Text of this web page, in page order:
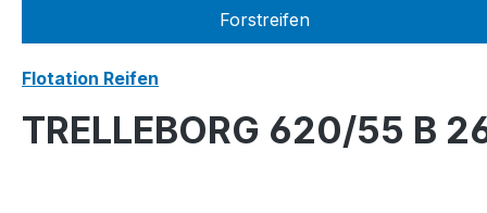
Forstreifen
Flotation Reifen
TRELLEBORG 620/55 B